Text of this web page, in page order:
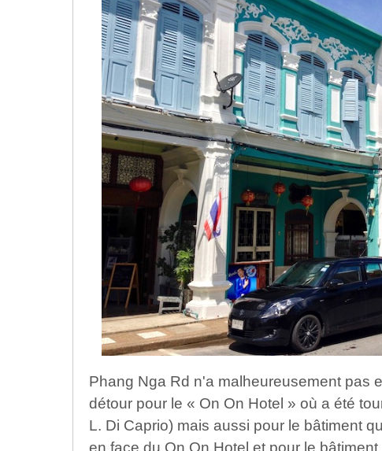
Phang Nga Rd n'a malheureusement pas
détour pour le « On On Hotel » où a été
L. Di Caprio) mais aussi pour le bâtiment
en face du On On Hotel et pour le